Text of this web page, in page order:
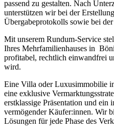
passend zu gestalten. Nach
unterstützen wir bei der
Übergabeprotokolls sowie bei
Mit unserem Rundum-Service
Ihres Mehrfamilienhauses in
profitabel, rechtlich einwandfrei
wird.
Eine Villa oder Luxusimmobilie
eine exklusive
erstklassige Präsentation und ein
vermögender Käufer:innen. Wir
Lösungen für jede Phase des